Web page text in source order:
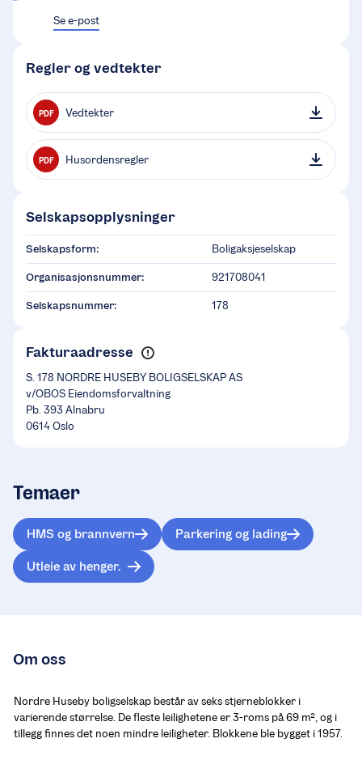
Se e-post
Regler og vedtekter
PDF Vedtekter
PDF Husordensregler
Selskapsopplysninger
Selskapsform: Boligaksjeselskap
Organisasjonsnummer: 921708041
Selskapsnummer: 178
Fakturaadresse
S. 178 NORDRE HUSEBY BOLIGSELSKAP AS
v/OBOS Eiendomsforvaltning
Pb. 393 Alnabru
0614 Oslo
Temaer
HMS og brannvern Parkering og lading
Utleie av henger.
Om oss
Nordre Huseby boligselskap består av seks stjerneblokker i
varierende størrelse. De fleste leilighetene er 3-roms på 69 m2, og i
tillegg finnes det noen mindre leiligheter. Blokkene ble bygget i 1957.